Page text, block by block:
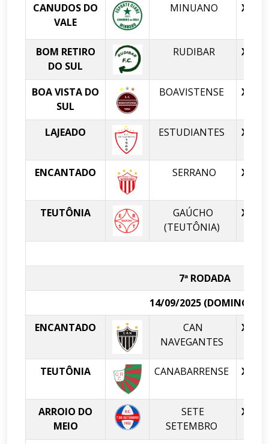
CANUDOS DO
VALE
MINUANO
X
BOM RETIRO
DO SUL
RUDIBAR
X
BOA VISTA DO
SUL
BOAVISTENSE X
LAJEADO
ESTUDIANTES X
ENCANTADO SERRANO X
TEUTÔNIA
GAÚCHO
(TEUTÔNIA)
X
7ª RODADA
14/09/2025 (DOMINGO)
ENCANTADO
CAN
NAVEGANTES
X
TEUTÔNIA CANABARRENSE
X
ARROIO DO
MEIO
SETE
SETEMBRO
X